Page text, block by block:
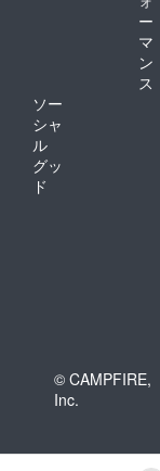
ー
マ
ン
ス
ソー
シャ
ル
グッ
ド
© CAMPFIRE,
Inc.